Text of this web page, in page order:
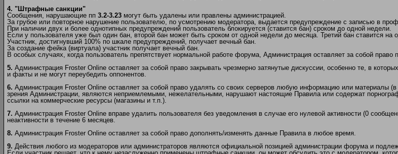
4. "Штрафные санкции"
Сообщения, нарушающие пп 3.2-3.23 могут быть удалены или правлены администрацией.
За грубое или повторное нарушение пользователю, по усмотрению модератора, выдается предупреждение с записью в
При наличии двух и более однотипных предупреждений пользователь блокируется (ставится бан) сроком до одной недели.
Если у пользователя уже был один бан, второй бан может быть сроком от одной недели до месяца. Третий бан ставится на
Участник, достигнувший 100% по шкале предупреждений, получает вечный бан.
За создание фейка (виртуала) участник получает вечный бан.
В особых случаях, когда пользователь препятствует нормальной работе форума, Администрация оставляет за собой право
5. Администрация Froster Online оставляет за собой право закрывать чрезмерно затянутые дискуссии, особенно те, в
и факты и не могут переубедить оппонентов.
6. Администрация Froster Online оставляет за собой право удалять со своих серверов любую информацию или материалы
зрения Администрации, являются неприемлемыми, нежелательными, нарушают настоящие Правила или содержат
ссылки на коммерческие ресурсы (магазины и т.п.).
7. Администрация Froster Online вправе удалить пользователя без уведомления в случае его нулевой активности (0
неактивности в течение 6 месяцев.
8. Администрация Froster Online оставляет за собой право дополнять/изменять данные Правила в любое время.
9. Действия любого из модераторов или администраторов являются официальной позицией администрации форума и